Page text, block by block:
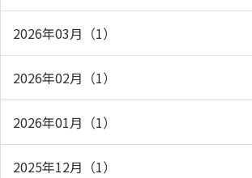
2026年03月（1）
2026年02月（1）
2026年01月（1）
2025年12月（1）